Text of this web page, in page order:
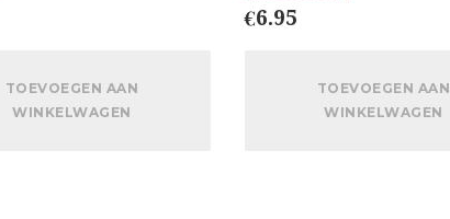
TOEVOEGEN AAN
WINKELWAGEN
€6.95
TOEVOEGEN AAN
WINKELWAGEN